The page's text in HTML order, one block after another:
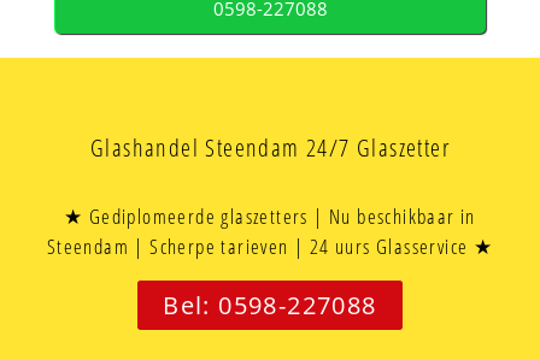
0598-227088
Glashandel Steendam 24/7 Glaszetter
★ Gediplomeerde glaszetters | Nu beschikbaar in
Steendam | Scherpe tarieven | 24 uurs Glasservice ★
Bel: 0598-227088